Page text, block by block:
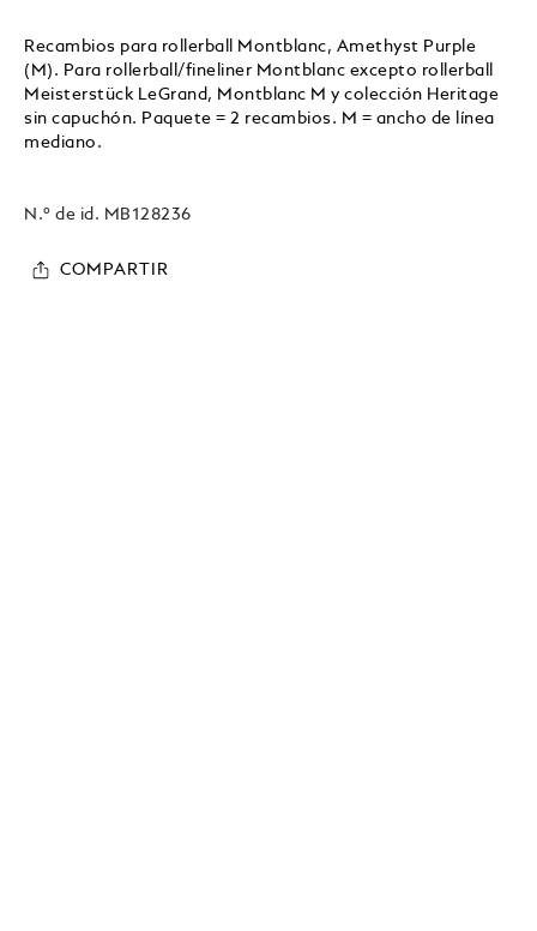
Recambios para rollerball Montblanc, Amethyst Purple
(M). Para rollerball/fineliner Montblanc excepto rollerball
Meisterstück LeGrand, Montblanc M y colección Heritage
sin capuchón. Paquete = 2 recambios. M = ancho de línea
mediano.
N.º de id. MB128236
COMPARTIR